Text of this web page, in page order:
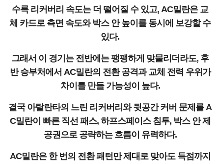
수록 리커버리 속도는 더 떨어질 수 있고, AC밀란은 교
체 카드로 측면 속도와 박스 안 높이를 동시에 보강할 수
있다.
그래서 이 경기는 전반에는 팽팽하게 맞물리더라도, 후
반 승부처에서 AC밀란의 전환 공격과 교체 전력 우위가
차이를 만들 가능성이 높다.
결국 아탈란타의 느린 리커버리와 뒷공간 커버 문제를 A
C밀란이 빠른 직선 패스, 하프스페이스 침투, 박스 안 제
공권으로 공략하는 흐름이 유력하다.
AC밀란은 한 번의 전환 패턴만 제대로 맞아도 득점까지